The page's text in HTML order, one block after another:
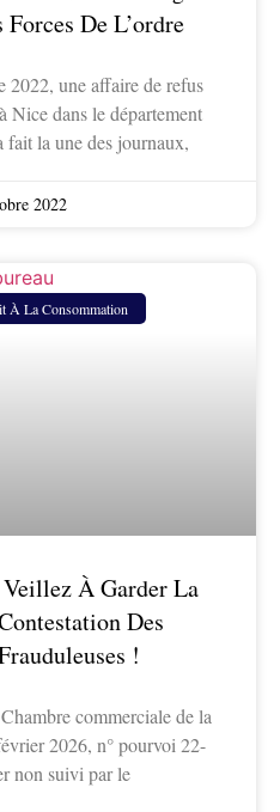
De L’ordre
2022, une affaire de refus
Nice dans le département
la une des journaux,
2022
À La Consommation
À Garder La
Des
!
commerciale de la
2026, n° pourvoi 22-
non suivi par le